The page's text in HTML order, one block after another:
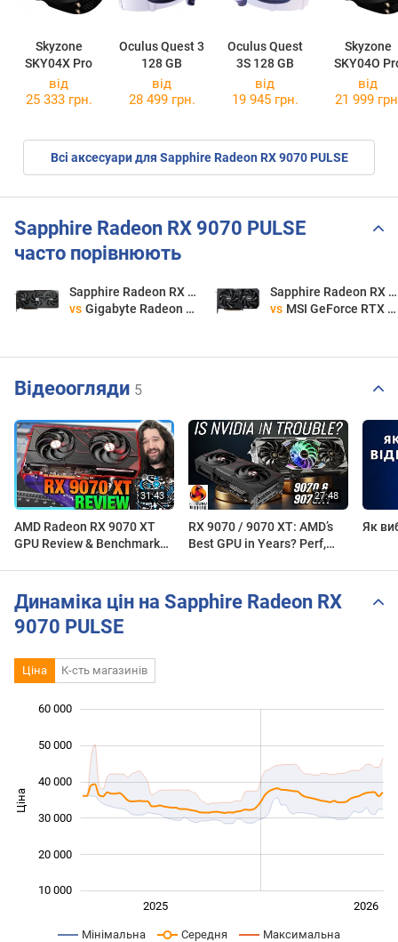
Skyzone
SKY04X Pro
Oculus Quest 3
128 GB
Oculus Quest
3S 128 GB
Skyzone
SKY04O
від
25 333 грн.
від
28 499 грн.
від
19 945 грн.
від
21 999
Всі аксесуари для Sapphire Radeon RX 9070 PULSE
Sapphire Radeon RX 9070 PULSE
часто порівнюють
Sapphire Radeon RX 9070 PULSE
vs Gigabyte Radeon RX 9070 GAMING OC 16G
Sapphire Radeon RX 9070 PULSE
vs MSI GeForce RTX 5070 12G SHADOW 2X OC
Відеоогляди 5
AMD Radeon RX 9070 XT
GPU Review & Benchmarks
RX 9070 / 9070 XT: AMD’s
Best GPU in Years? Perf,
Як
Динаміка цін на Sapphire Radeon RX
9070 PULSE
Ціна К-сть магазинів
Ціна
10 000
20 000
30 000
40 000
60 000
50 000
2026
2025
Мінімальна Середня Максимальна